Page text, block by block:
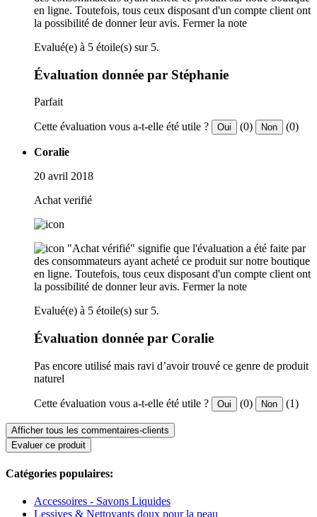
en ligne. Toutefois, tous ceux disposant d'un compte client ont
la possibilité de donner leur avis. Fermer la note
Evalué(e) à 5 étoile(s) sur 5.
Évaluation donnée par Stéphanie
Parfait
Cette évaluation vous a-t-elle été utile ? Oui (0) Non (0)
Coralie
20 avril 2018
Achat verifié
"Achat vérifié" signifie que l'évaluation a été faite par
des consommateurs ayant acheté ce produit sur notre boutique
en ligne. Toutefois, tous ceux disposant d'un compte client ont
la possibilité de donner leur avis. Fermer la note
Evalué(e) à 5 étoile(s) sur 5.
Évaluation donnée par Coralie
Pas encore utilisé mais ravi d’avoir trouvé ce genre de produit
naturel
Cette évaluation vous a-t-elle été utile ? Oui (0) Non (1)
Afficher tous les commentaires-clients
Evaluer ce produit
Catégories populaires:
Accessoires - Savons Liquides
Lessives & Nettoyants doux pour la peau